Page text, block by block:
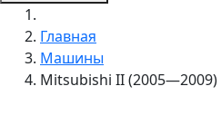
Главная
Машины
Mitsubishi II (2005—2009)